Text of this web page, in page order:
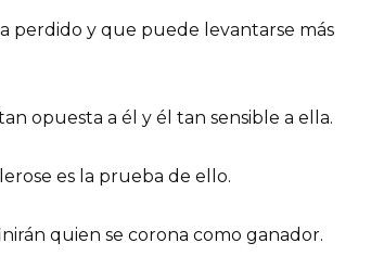
perdido y que puede levantarse más
opuesta a él y él tan sensible a ella.
es la prueba de ello.
quien se corona como ganador.